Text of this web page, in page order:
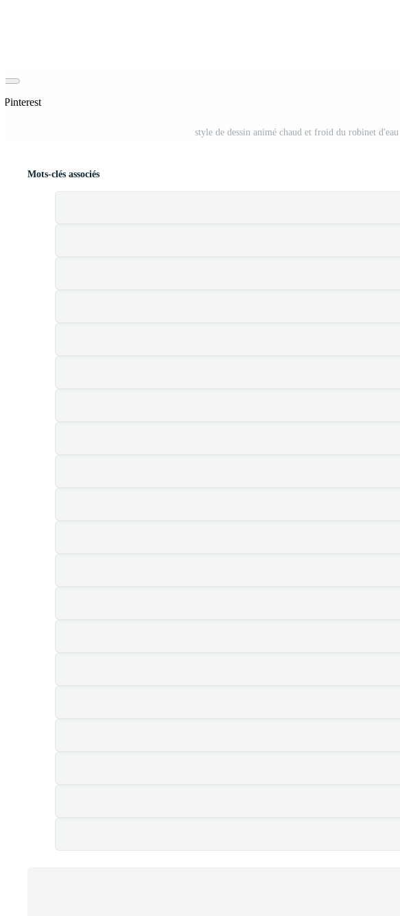
Pinterest
style de dessin animé chaud et froid du robinet
Mots-clés associés